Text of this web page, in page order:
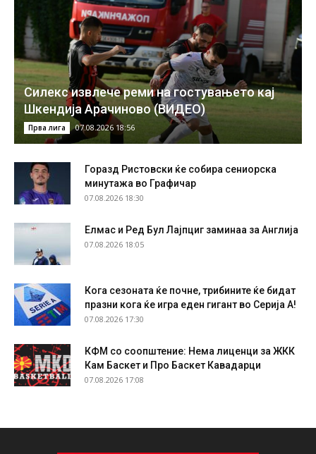
Силекс извлече реми на гостувањето кај
Шкендија Арачиново (ВИДЕО)
Прва лига 07.08.2026 18:56
Горазд Ристовски ќе собира сениорска
минутажа во Графичар
07.08.2026 18:30
Елмас и Ред Бул Лајпциг заминаа за Англија
07.08.2026 18:05
Кога сезоната ќе почне, трибините ќе бидат
празни кога ќе игра еден гигант во Серија А!
07.08.2026 17:30
КФМ со соопштение: Нема лиценци за ЖКК
Кам Баскет и Про Баскет Кавадарци
07.08.2026 17:08